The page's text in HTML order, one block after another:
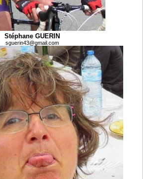
Stéphane GUERIN
sguerin43@gmail.com